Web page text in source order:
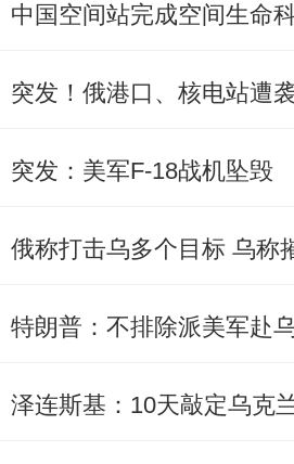
中国空间站完成空间生命
突发！俄港口、核电站遭
突发：美军F-18战机坠毁
俄称打击乌多个目标 乌称
特朗普：不排除派美军赴
泽连斯基：10天敲定乌克